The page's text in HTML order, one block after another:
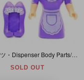
PEZ/ペッツ・Dispenser Body Parts/ディスペンサーボディパーツ 「Maid/メイド」
SOLD OUT